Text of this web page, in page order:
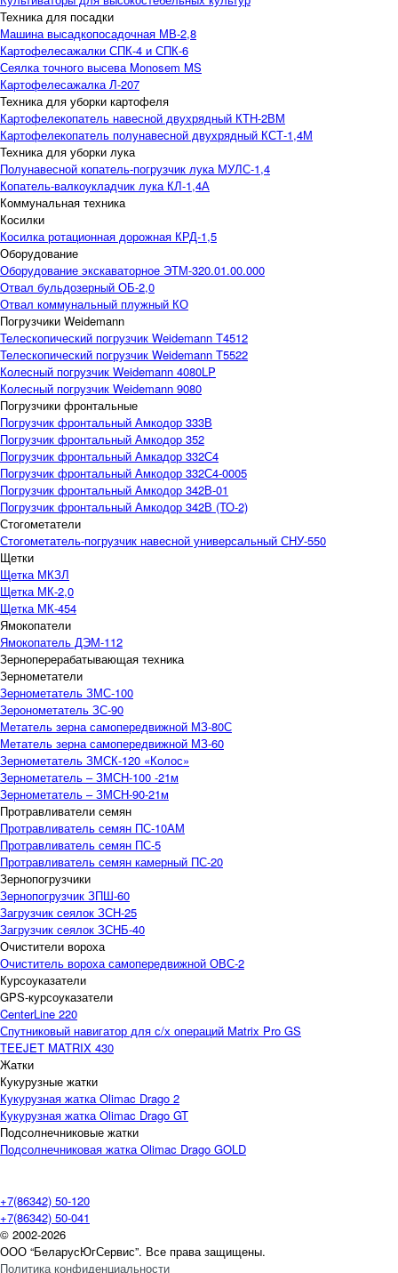
Техника для посадки
Машина высадкопосадочная МВ-2,8
Картофелесажалки СПК-4 и СПК-6
Сеялка точного высева Monosem MS
Картофелесажалка Л-207
Техника для уборки картофеля
Картофелекопатель навесной двухрядный КТН-2ВМ
Картофелекопатель полунавесной двухрядный КСТ-1,4М
Техника для уборки лука
Полунавесной копатель-погрузчик лука МУЛС-1,4
Копатель-валкоукладчик лука КЛ-1,4А
Коммунальная техника
Косилки
Косилка ротационная дорожная КРД-1,5
Оборудование
Оборудование экскаваторное ЭТМ-320.01.00.000
Отвал бульдозерный ОБ-2,0
Отвал коммунальный плужный КО
Погрузчики Weidemann
Телескопический погрузчик Weidemann T4512
Телескопический погрузчик Weidemann T5522
Колесный погрузчик Weidemann 4080LP
Колесный погрузчик Weidemann 9080
Погрузчики фронтальные
Погрузчик фронтальный Амкодор 333В
Погрузчик фронтальный Амкодор 352
Погрузчик фронтальный Амкадор 332С4
Погрузчик фронтальный Амкодор 332С4-0005
Погрузчик фронтальный Амкодор 342В-01
Погрузчик фронтальный Амкодор 342В (ТО-2)
Стогометатели
Стогометатель-погрузчик навесной универсальный СНУ-550
Щетки
Щетка МКЗЛ
Щетка МК-2,0
Щетка МК-454
Ямокопатели
Ямокопатель ДЭМ-112
Зерноперерабатывающая техника
Зернометатели
Зернометатель ЗМС-100
Зеронометатель ЗС-90
Метатель зерна самопередвижной МЗ-80С
Метатель зерна самопередвижной МЗ-60
Зернометатель ЗМСК-120 «Колос»
Зернометатель – ЗМСН-100 -21м
Зернометатель – ЗМСН-90-21м
Протравливатели семян
Протравливатель семян ПС-10АМ
Протравливатель семян ПС-5
Протравливатель семян камерный ПС-20
Зернопогрузчики
Зернопогрузчик ЗПШ-60
Загрузчик сеялок ЗСН-25
Загрузчик сеялок ЗСНБ-40
Очистители вороха
Очиститель вороха самопередвижной ОВС-2
Курсоуказатели
GPS-курсоуказатели
CenterLine 220
Спутниковый навигатор для с/х операций Matrix Pro GS
TEEJET MATRIX 430
Жатки
Кукурузные жатки
Кукурузная жатка Olimac Drago 2
Кукурузная жатка Olimac Drago GT
Подсолнечниковые жатки
Подсолнечниковая жатка Olimac Drago GOLD
+7(86342) 50-120
+7(86342) 50-041
© 2002-2026
ООО “БеларусЮгСервис”. Все права защищены.
Политика конфиденциальности